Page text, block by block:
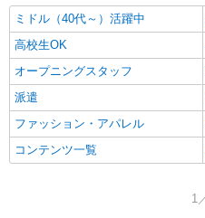
ミドル（40代～）活躍中
高校生OK
オープニングスタッフ
派遣
ファッション・アパレル
コンテンツ一覧
1